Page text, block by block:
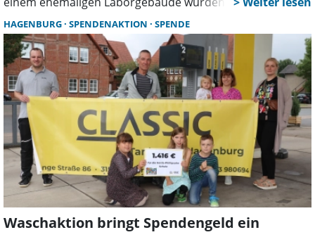
Personen gerettet und ein Brand bekämpft, inklusive
Rettung über die Schleifkorbtrage.
HAGENBURG SPENDENAKTION SPENDE
Waschaktion bringt Spendengeld ein